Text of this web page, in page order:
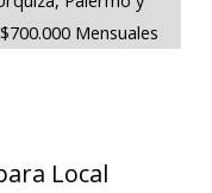
Mensuales
Local